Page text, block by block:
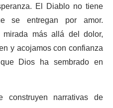
El Diablo no tiene
se entregan por amor.
más allá del dolor,
y acojamos con confianza
Dios ha sembrado en
narrativas de